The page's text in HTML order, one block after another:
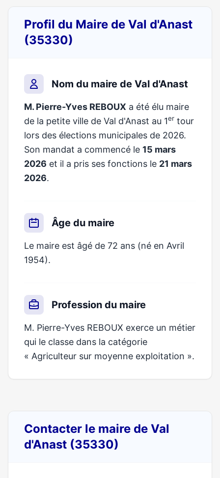
Profil du Maire de Val d'Anast
(35330)
Nom du maire de Val d'Anast
M. Pierre-Yves REBOUX a été élu maire
de la petite ville de Val d'Anast au 1er tour
lors des élections municipales de 2026.
Son mandat a commencé le 15 mars
2026 et il a pris ses fonctions le 21 mars
2026.
Âge du maire
Le maire est âgé de 72 ans (né en Avril
1954).
Profession du maire
M. Pierre-Yves REBOUX exerce un métier
qui le classe dans la catégorie
« Agriculteur sur moyenne exploitation ».
Contacter le maire de Val
d'Anast (35330)